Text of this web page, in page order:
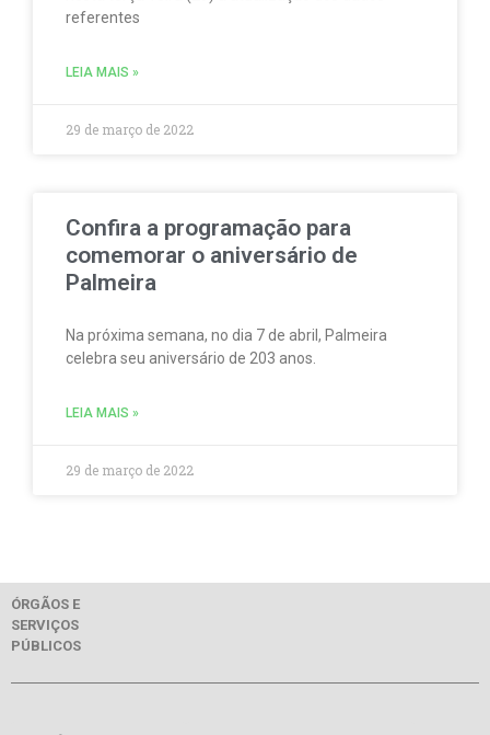
referentes
LEIA MAIS »
29 de março de 2022
Confira a programação para
comemorar o aniversário de
Palmeira
Na próxima semana, no dia 7 de abril, Palmeira
celebra seu aniversário de 203 anos.
LEIA MAIS »
29 de março de 2022
ÓRGÃOS E
SERVIÇOS
PÚBLICOS